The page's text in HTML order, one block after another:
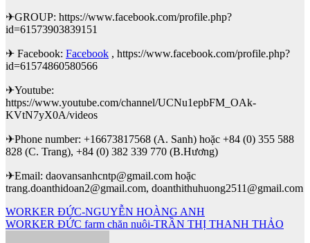
✈GROUP: https://www.facebook.com/profile.php?
id=61573903839151
✈ Facebook: Facebook , https://www.facebook.com/profile.php?
id=61574860580566
✈Youtube:
https://www.youtube.com/channel/UCNu1epbFM_OAk-
KVtN7yX0A/videos
✈Phone number: +16673817568 (A. Sanh) hoặc +84 (0) 355 588
828 (C. Trang), +84 (0) 382 339 770 (B.Hương)
✈Email: daovansanhcntp@gmail.com hoặc
trang.doanthidoan2@gmail.com, doanthithuhuong2511@gmail.com
Điều
hướng
WORKER ĐỨC-NGUYỄN HOÀNG ANH
WORKER ĐỨC farm chăn nuôi-TRẦN THỊ THANH THẢO